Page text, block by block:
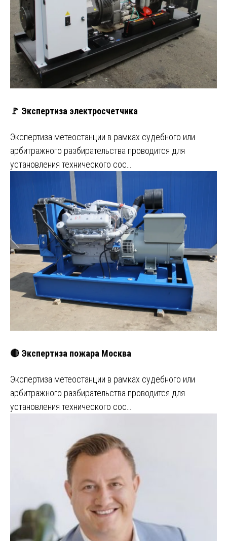
🚩 Экспертиза электросчетчика
Экспертиза метеостанции в рамках судебного или
арбитражного разбирательства проводится для
установления технического сос…
🔴 Экспертиза пожара Москва
Экспертиза метеостанции в рамках судебного или
арбитражного разбирательства проводится для
установления технического сос…